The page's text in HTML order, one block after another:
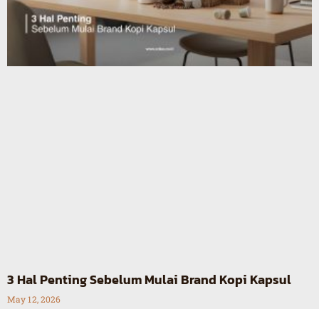
3 Hal Penting Sebelum Mulai Brand Kopi Kapsul
May 12, 2026